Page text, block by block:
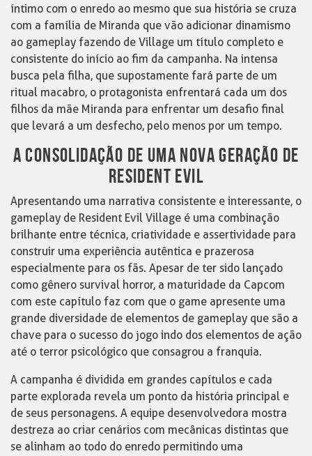
íntimo com o enredo ao mesmo que sua história se cruza
com a família de Miranda que vão adicionar dinamismo
ao gameplay fazendo de Village um título completo e
consistente do início ao fim da campanha. Na intensa
busca pela filha, que supostamente fará parte de um
ritual macabro, o protagonista enfrentará cada um dos
filhos da mãe Miranda para enfrentar um desafio final
que levará a um desfecho, pelo menos por um tempo.
A CONSOLIDAÇÃO DE UMA NOVA GERAÇÃO DE
RESIDENT EVIL
Apresentando uma narrativa consistente e interessante, o
gameplay de Resident Evil Village é uma combinação
brilhante entre técnica, criatividade e assertividade para
construir uma experiência autêntica e prazerosa
especialmente para os fãs. Apesar de ter sido lançado
como gênero survival horror, a maturidade da Capcom
com este capítulo faz com que o game apresente uma
grande diversidade de elementos de gameplay que são a
chave para o sucesso do jogo indo dos elementos de ação
até o terror psicológico que consagrou a franquia.
A campanha é dividida em grandes capítulos e cada
parte explorada revela um ponto da história principal e
de seus personagens. A equipe desenvolvedora mostra
destreza ao criar cenários com mecânicas distintas que
se alinham ao todo do enredo permitindo uma